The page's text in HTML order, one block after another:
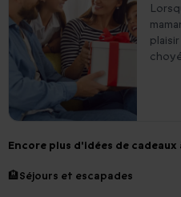
Encore plus d'idées de
🏨Séjours et escapades